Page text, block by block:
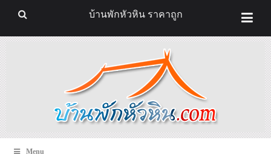
Menu
บ้านพักหัวหิน ราคาถูก